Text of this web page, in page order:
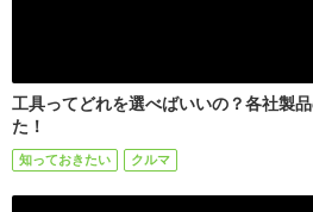
工具ってどれを選べばいいの？各社製
た！
知っておきたい クルマ